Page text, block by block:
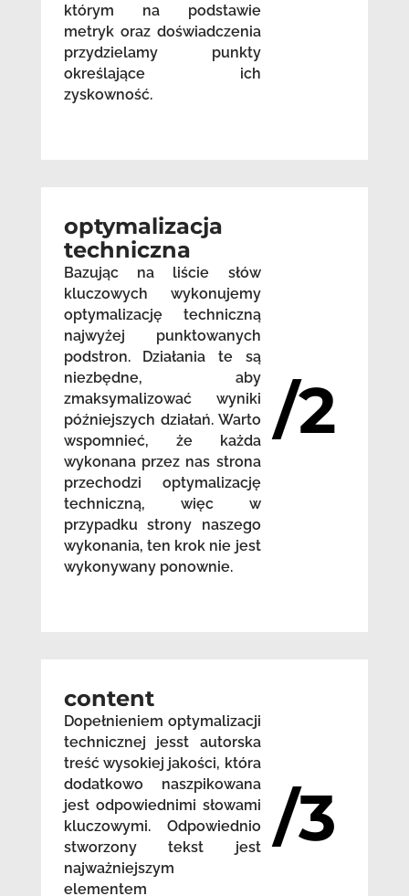
którym na podstawie
metryk oraz doświadczenia
przydzielamy punkty
określające ich
zyskowność.
optymalizacja
techniczna
Bazując na liście słów
kluczowych wykonujemy
optymalizację techniczną
najwyżej punktowanych
podstron. Działania te są
niezbędne, aby
zmaksymalizować wyniki
późniejszych działań. Warto
wspomnieć, że każda
wykonana przez nas strona
przechodzi optymalizację
techniczną, więc w
przypadku strony naszego
wykonania, ten krok nie jest
wykonywany ponownie.
/2
content
Dopełnieniem optymalizacji
technicznej jesst autorska
treść wysokiej jakości, która
dodatkowo naszpikowana
jest odpowiednimi słowami
kluczowymi. Odpowiednio
stworzony tekst jest
najważniejszym
elementem
/3